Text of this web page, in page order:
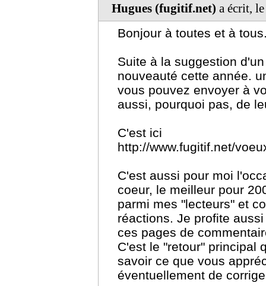
Hugues (fugitif.net) a écrit,
Bonjour à toutes et à
Suite à la suggestion
nouveauté cette année.
vous pouvez envoyer à
aussi, pourquoi pas, de
C'est ici
http://www.fugitif.net/
C'est aussi pour moi
coeur, le meilleur pour
parmi mes "lecteurs" et
réactions. Je profite
ces pages de
C'est le "retour" principal
savoir ce que vous
éventuellement de